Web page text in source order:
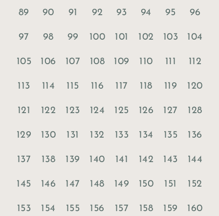
89 90 91 92 93 94 95 96
97 98 99 100 101 102 103 104
105 106 107 108 109 110 111 112
113 114 115 116 117 118 119 120
121 122 123 124 125 126 127 128
129 130 131 132 133 134 135 136
137 138 139 140 141 142 143 144
145 146 147 148 149 150 151 152
153 154 155 156 157 158 159 160